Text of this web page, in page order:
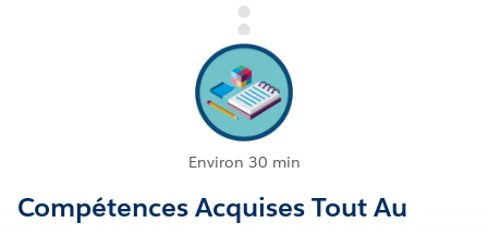
Environ 30 min
Compétences Acquises Tout Au